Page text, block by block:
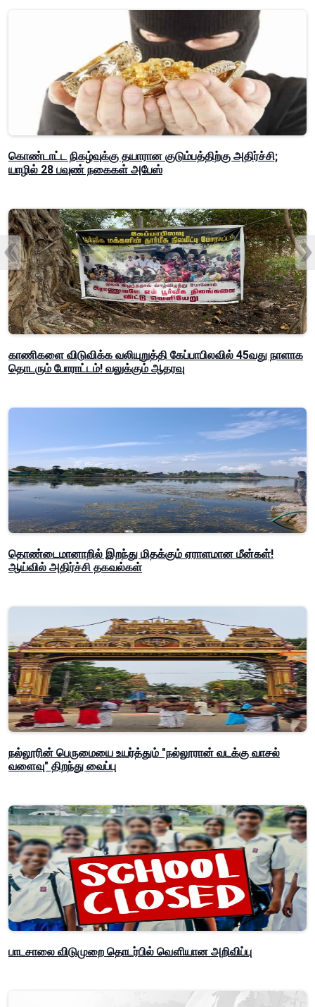
கொண்டாட்ட நிகழ்வுக்கு தயாரான குடும்பத்திற்கு அதிர்ச்சி;
யாழில் 28 பவுண் நகைகள் அபேஸ்
காணிகளை விடுவிக்க வலியுறுத்தி கேப்பாபிலவில் 45வது நாளாக
தொடரும் போராட்டம்! வலுக்கும் ஆதரவு
தொண்டைமானாறில் இறந்து மிதக்கும் ஏராளமான மீன்கள்!
ஆய்வில் அதிர்ச்சி தகவல்கள்
நல்லூரின் பெருமையை உயர்த்தும் "நல்லூரான் வடக்கு வாசல்
வளைவு" திறந்து வைப்பு
பாடசாலை விடுமுறை தொடர்பில் வௌியான அறிவிப்பு